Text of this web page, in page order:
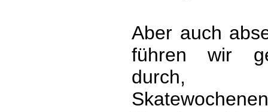
Aber auch
führen wir
durch,